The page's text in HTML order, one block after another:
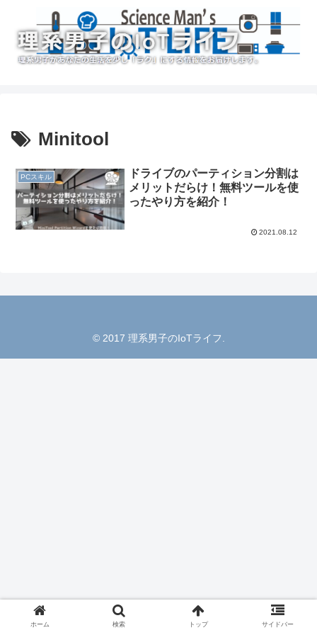
Minitool
PCスキル
ドライブのパーティション分割は
メリットだらけ！無料ツールを使
ったやり方を紹介！
2021.08.12
© 2017 理系男子のIoTライフ.
ホーム 検索 トップ サイドバー